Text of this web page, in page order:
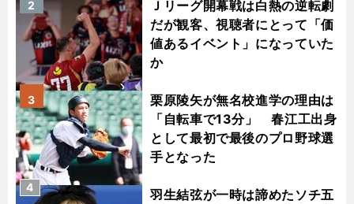
Ｊリーグ開幕戦は白熱の逆転劇
だが観客、視聴者にとって「価
値あるイベント」になっていた
か
2
栗原陵矢が無名校進学の理由は
「自転車で13分」 春江工出身
として最初で最後のプロ野球選
手となった
3
羽生結弦が一時は諦めたソチ五
4